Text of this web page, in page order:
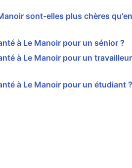
sont-elles plus chères
à Le Manoir pour un sénior ?
à Le Manoir pour un
à Le Manoir pour un étudiant ?